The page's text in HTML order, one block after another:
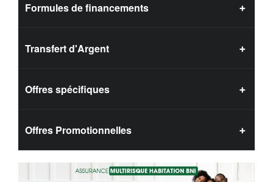
Formules de financements
Transfert d'Argent
Offres spécifiques
Offres Promotionnelles